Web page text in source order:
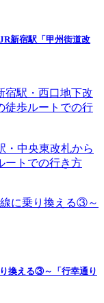
新宿駅「甲州街道改
宿駅・西口地下改
徒歩ルートでの行
・中央東改札から
ートでの行き方
換える③～「行幸通り